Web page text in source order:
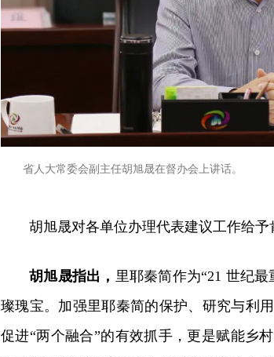
省人大常委会副主任胡旭晟在督办会上讲话。
胡旭晟对各单位办理代表建议工作给予
胡旭晟指出， 里耶秦简作为“21 世纪
璨瑰宝。加强里耶秦简的保护、研究与利
促进“两个融合”的有效抓手，更是赋能乡